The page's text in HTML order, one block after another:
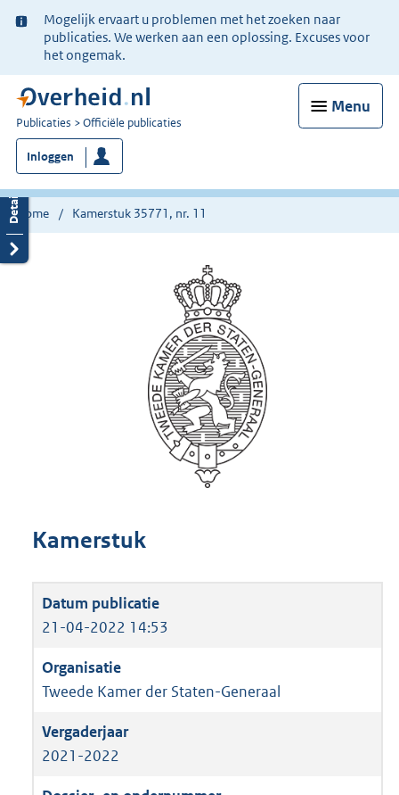
Ter
informatie:
Mogelijk ervaart u problemen met het zoeken naar
publicaties. We werken aan een oplossing. Excuses voor
het ongemak.
Menu
U
bent
nu
hier:
Publicaties Officiële publicaties
Inloggen
Home Kamerstuk 35771, nr. 11
Kamerstuk
21-04-2022 14:53
Tweede Kamer der Staten-Generaal
2021-2022